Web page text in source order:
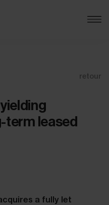
retour
leased
a fully let